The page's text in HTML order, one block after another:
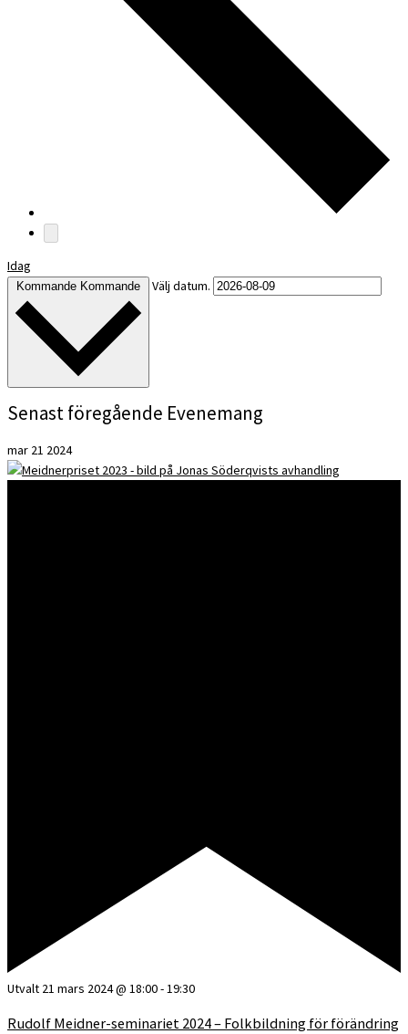
Idag
Kommande Kommande Välj datum.
Senast föregående Evenemang
mar 21 2024
Utvalt 21 mars 2024 @ 18:00-19:30
Rudolf Meidner-seminariet 2024 – Folkbildning för förändring